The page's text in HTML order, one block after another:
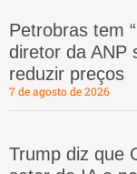
Petrobras tem
diretor da ANP
reduzir preços
7 de agosto de 2026
Trump diz que